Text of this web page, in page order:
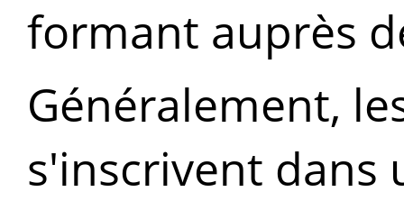
formant auprès
Généralement,
s'inscrivent dans